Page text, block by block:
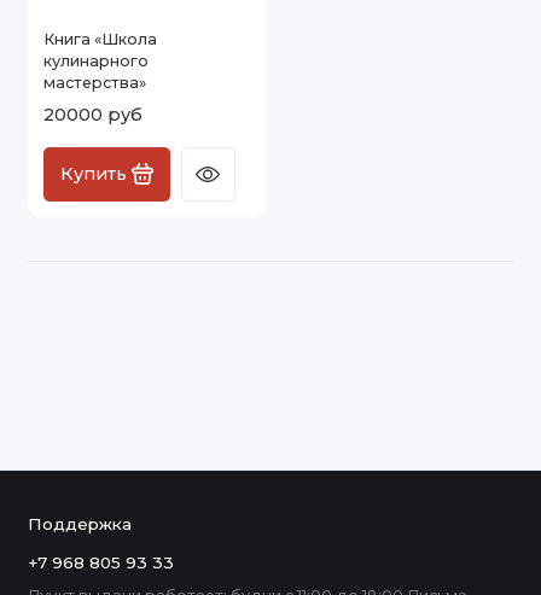
Книга «Школа
кулинарного
мастерства»
20000 руб
Купить
Поддержка
+7 968 805 93 33